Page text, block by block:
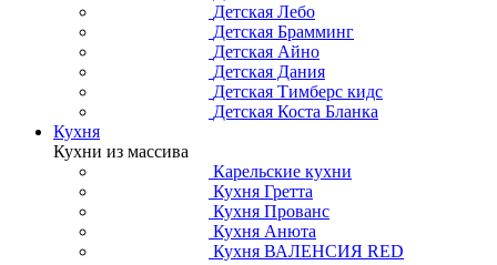
Детская Лебо
Детская Брамминг
Детская Айно
Детская Дания
Детская Тимберс кидс
Детская Коста Бланка
Кухня
Кухни из массива
Карельские кухни
Кухня Гретта
Кухня Прованс
Кухня Анюта
Кухня ВАЛЕНСИЯ RED